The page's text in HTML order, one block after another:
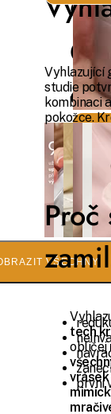
tech
obličej
vrásek
VŠECHNY
Vyhlazující
studie
kombinaci
pokožce.
Proč
první